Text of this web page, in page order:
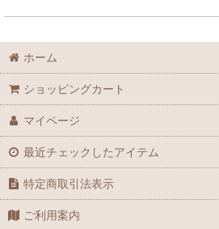
ホーム
ショッピングカート
マイページ
最近チェックしたアイテム
特定商取引法表示
ご利用案内